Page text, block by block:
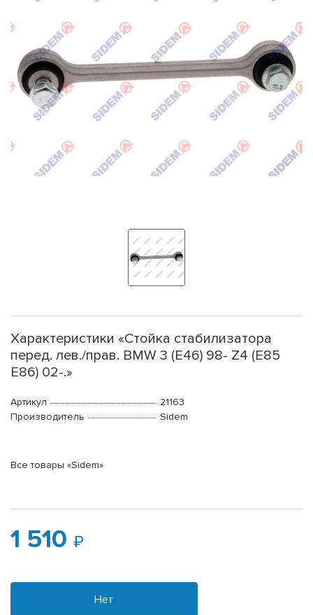
Характеристики «Стойка стабилизатора
перед. лев./прав. BMW 3 (E46) 98- Z4 (E85
E86) 02-.»
Артикул
21163
Производитель
Sidem
Все товары «Sidem»
1 510
Нет